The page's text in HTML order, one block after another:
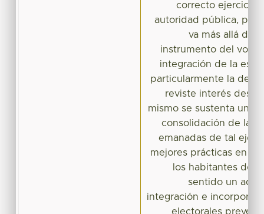
correcto ejercicio
autoridad pública, por
va más allá del
instrumento del voto;
integración de la
particularmente la del
reviste interés
mismo se sustenta una
consolidación de las
emanadas de tal
mejores prácticas en la
los habitantes de
sentido un
integración e
electorales